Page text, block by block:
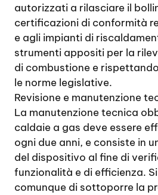
autorizzati a rilasciare il
certificazioni di conformità
e agli impianti di
strumenti appositi per la
di combustione e
le norme legislative.
Revisione e manutenzione
La manutenzione tecnica
caldaie a gas deve essere
ogni due anni, e consiste in
del dispositivo al fine di
funzionalità e di efficienza.
comunque di sottoporre la